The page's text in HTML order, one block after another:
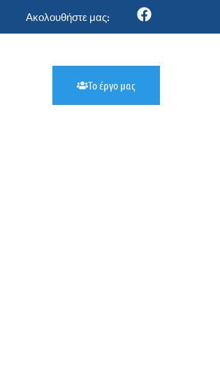
Ακολουθήστε μας:
Το έργο μας